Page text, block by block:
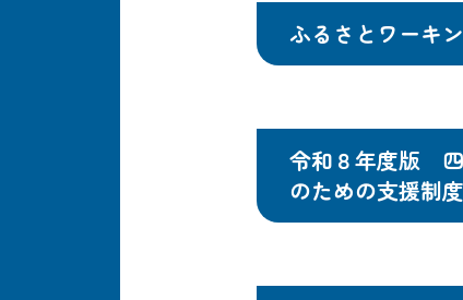
ふるさとワーキ
令和８年度版 四
のための支援制